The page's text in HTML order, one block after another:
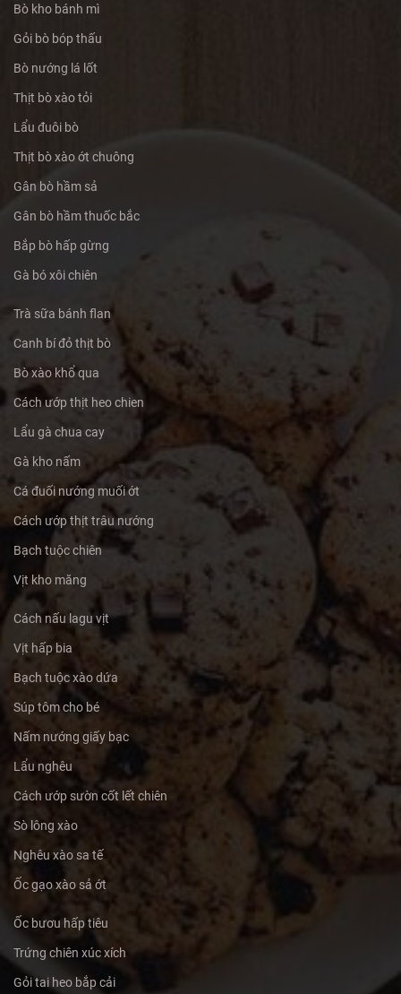
Bò kho bánh mì
Gỏi bò bóp thấu
Bò nướng lá lốt
Thịt bò xào tỏi
Lẩu đuôi bò
Thịt bò xào ớt chuông
Gân bò hầm sả
Gân bò hầm thuốc bắc
Bắp bò hấp gừng
Gà bó xôi chiên
Trà sữa bánh flan
Canh bí đỏ thịt bò
Bò xào khổ qua
Cách ướp thịt heo chien
Lẩu gà chua cay
Gà kho nấm
Cá đuối nướng muối ớt
Cách ướp thịt trâu nướng
Bạch tuộc chiên
Vịt kho măng
Cách nấu lagu vịt
Vịt hấp bia
Bạch tuộc xào dứa
Súp tôm cho bé
Nấm nướng giấy bạc
Lẩu nghêu
Cách ướp sườn cốt lết chiên
Sò lông xào
Nghêu xào sa tế
Ốc gạo xào sả ớt
Ốc bươu hấp tiêu
Trứng chiên xúc xích
Gỏi tai heo bắp cải